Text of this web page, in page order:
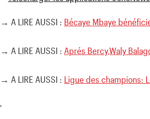
→ A LIRE AUSSI : Bécaye Mbaye
→ A LIRE AUSSI : Aprés Bercy,Waly
→ A LIRE AUSSI : Ligue des champions:
'